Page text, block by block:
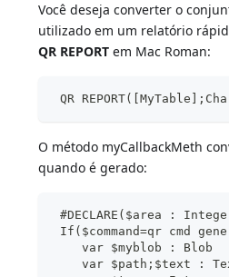
Você deseja converter o
utilizado em um relatório
QR REPORT em Mac Roman:
QR
O método myCallbackMeth
quando é gerado:
#DECLARE($area :
If($command=qr cmd
var $myblob : Blob
var $path;$text :